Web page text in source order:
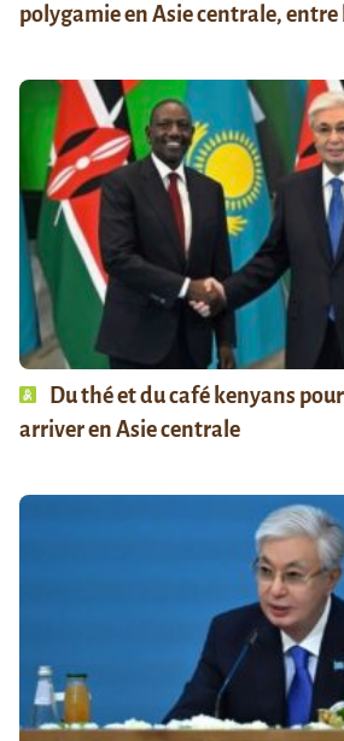
polygamie en Asie centrale,
Du thé et du café kenyans
arriver en Asie centrale